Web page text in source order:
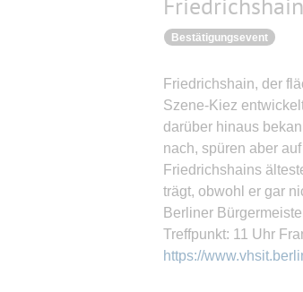
Bestätigungsevent
Friedrichshain, der
Szene-Kiez
darüber hinaus
nach, spüren aber
Friedrichshains
trägt, obwohl er gar
Berliner
Treffpunkt: 11 Uhr
https://